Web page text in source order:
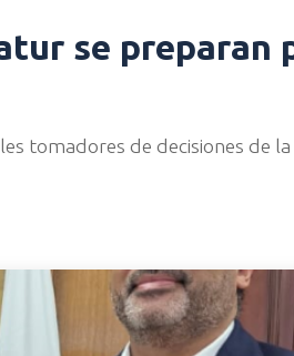
se preparan
tomadores de decisiones de